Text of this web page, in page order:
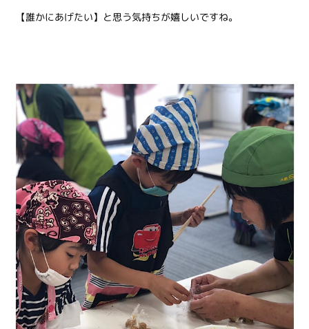
【誰かにあげたい】と思う気持ちが嬉しいですね。